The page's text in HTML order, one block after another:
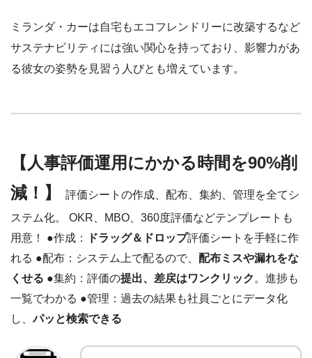
ミランダ・カーは自宅もエコフレンドリーに改築するなど
サステナビリティには強い関心を持っており、影響力があ
る彼女の姿勢を見習う人びとも増えています。
【人事評価運用にかかる時間を90%削
減！】
評価シートの作成、配布、集約、管理を全てシ
ステム化。 OKR、MBO、360度評価などテンプレートも
用意！ ●作成：
ドラッグ＆ドロップ評価シートを手軽に作
れる ●配布：システム上で配るので、 配布ミスや漏れをな
くせる ●集約：評価の提出、差戻はワンクリック 。進捗も
一覧でわかる ●管理：過去の結果も社員ごとにデータ化
し、パッと検索できる